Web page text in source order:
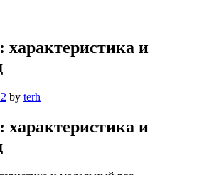
и
by terh
и